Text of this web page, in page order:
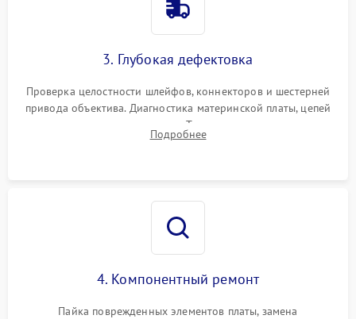
3. Глубокая дефектовка
Проверка целостности шлейфов, коннекторов и шестерней
привода объектива. Диагностика материнской платы, цепей
питания и картоприемника. Тестирование механизма
затвора и блока внутрикамерной стабилизации.
Подробнее
4. Компонентный ремонт
Пайка поврежденных элементов платы, замена